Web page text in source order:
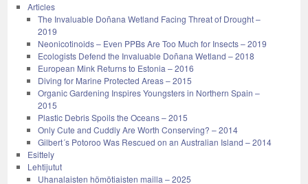
Articles
The Invaluable Doñana Wetland Facing Threat of Drought –
2019
Neonicotinoids – Even PPBs Are Too Much for Insects – 2019
Ecologists Defend the Invaluable Doñana Wetland – 2018
European Mink Returns to Estonia – 2016
Diving for Marine Protected Areas – 2015
Organic Gardening Inspires Youngsters in Northern Spain –
2015
Plastic Debris Spoils the Oceans – 2015
Only Cute and Cuddly Are Worth Conserving? – 2014
Gilbert´s Potoroo Was Rescued on an Australian Island – 2014
Esittely
Lehtijutut
Uhanalaisten hömötiaisten mailla – 2025